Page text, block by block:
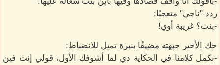
ردد "ناجي" متعجبًا:
-بنت؟ غريبة أوي!
حك الأخير جبهته مضيفًا بنبرة تميل للانضباط:
-نكمل كلامنا في الحكاية دي لما أشوفك الأول، قولي إنت فين